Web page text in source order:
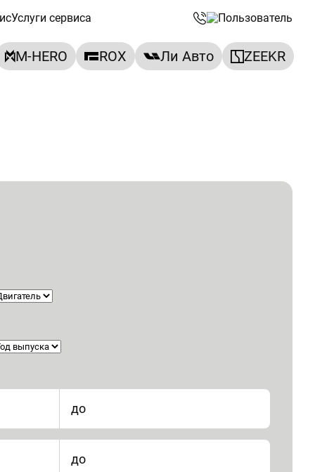
Услуги сервиса
M-HERO ROX Ли Авто ZEEKR
до
до